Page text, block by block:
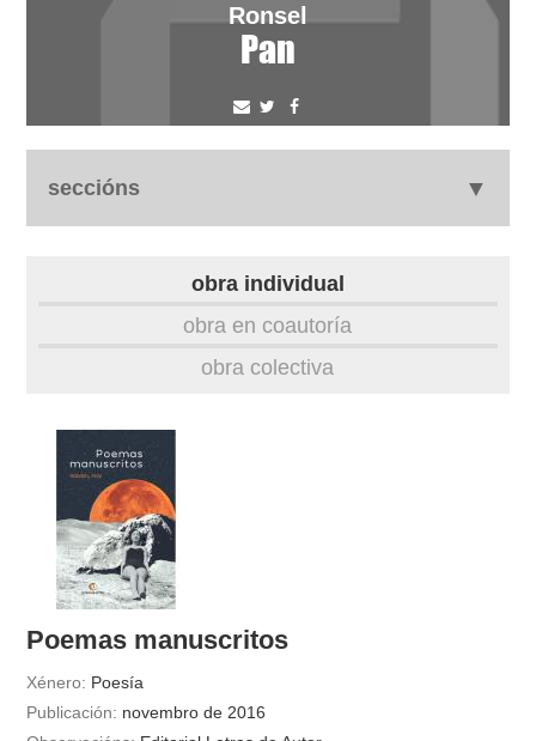
Ronsel
Pan
seccións
outros docs
obra individual
obra en coautoría
obra colectiva
Poemas manuscritos
Xénero: Poesía
Publicación: novembro de 2016